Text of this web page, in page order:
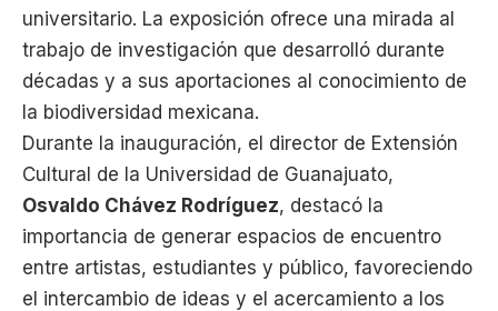
universitario. La exposición ofrece una mirada al
trabajo de investigación que desarrolló durante
décadas y a sus aportaciones al conocimiento de
la biodiversidad mexicana.
Durante la inauguración, el director de Extensión
Cultural de la Universidad de Guanajuato,
Osvaldo Chávez Rodríguez, destacó la
importancia de generar espacios de encuentro
entre artistas, estudiantes y público, favoreciendo
el intercambio de ideas y el acercamiento a los